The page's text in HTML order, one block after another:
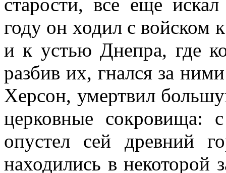
старости, все еще
году он ходил с
и к устью Днепра, где
разбив их, гнался за
Херсон, умертвил
церковные сокровища:
опустел сей древний
находились в некоторой